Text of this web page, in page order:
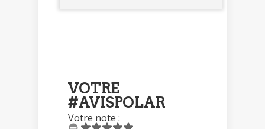
VOTRE
#AVISPOLAR
Votre note :